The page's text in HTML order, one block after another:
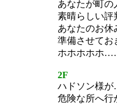
あなたが町の
素晴らしい評
あなたのお休
準備させてお
ホホホホホ
2F
ハドソン様
危険な所へ行